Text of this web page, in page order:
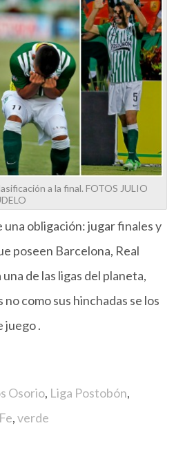
a la final. FOTOS JULIO
obligación: jugar finales y
poseen Barcelona, Real
de las ligas del planeta,
como sus hinchadas se los
juego .
Osorio, Liga Postobón,
,verde